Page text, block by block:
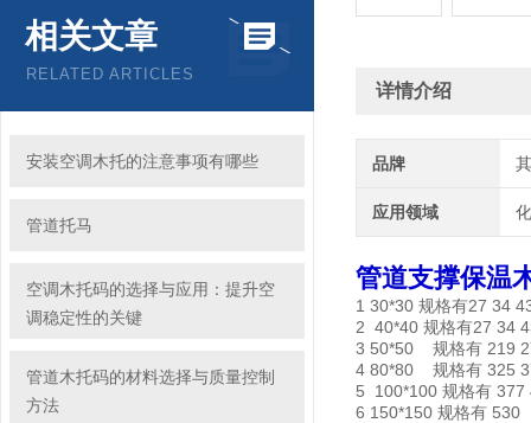
相关文章
RELATED ARTICLES
安装空调木托的注意事项有哪些
管道托马
空调木托码的选择与应用：提升空
调稳定性的关键
管道木托码的材料选择与质量控制
方法
详情介绍
品牌
应用领域
管道支撑保温
1 30*30 规格有27 34
2 40*40 规格有27 34
3 50*50 规格有 219
4 80*80 规格有 325
5 100*100 规格有
6 150*150 规格有